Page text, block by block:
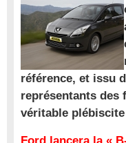
référence, et issu
représentants des
véritable
Ford lancera la «